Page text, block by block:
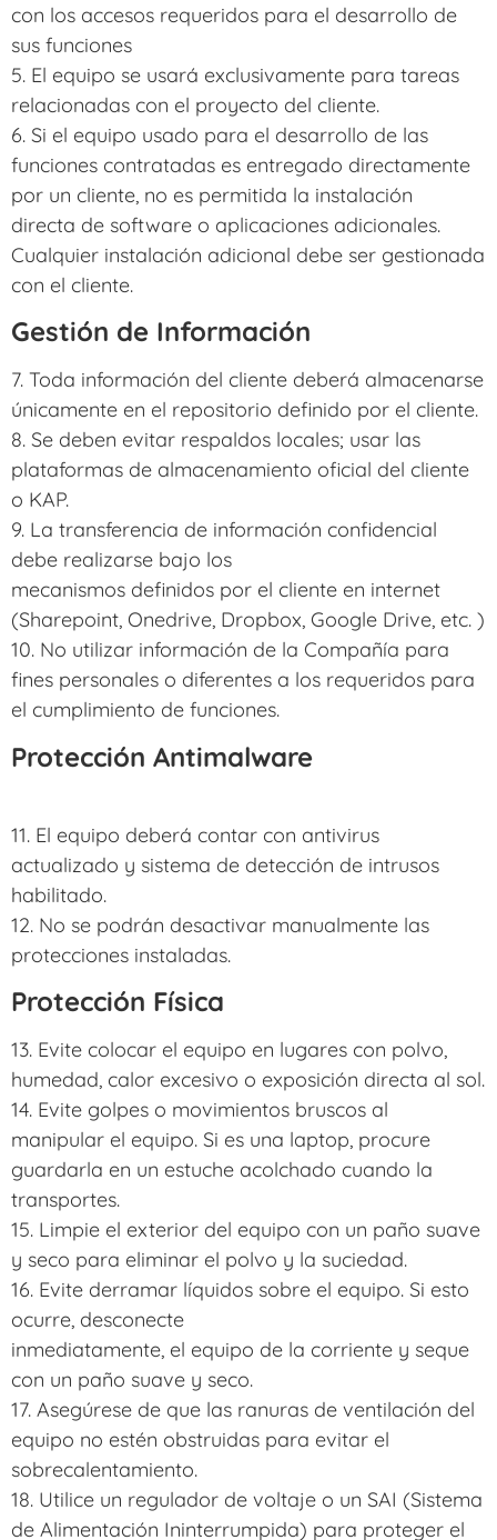
con los accesos requeridos para el desarrollo de
sus funciones
5. El equipo se usará exclusivamente para tareas
relacionadas con el proyecto del cliente.
6. Si el equipo usado para el desarrollo de las
funciones contratadas es entregado directamente
por un cliente, no es permitida la instalación
directa de software o aplicaciones adicionales.
Cualquier instalación adicional debe ser gestionada
con el cliente.
Gestión de Información
7. Toda información del cliente deberá almacenarse
únicamente en el repositorio definido por el cliente.
8. Se deben evitar respaldos locales; usar las
plataformas de almacenamiento oficial del cliente
o KAP.
9. La transferencia de información confidencial
debe realizarse bajo los
mecanismos definidos por el cliente en internet
(Sharepoint, Onedrive, Dropbox, Google Drive, etc. )
10. No utilizar información de la Compañía para
fines personales o diferentes a los requeridos para
el cumplimiento de funciones.
Protección Antimalware
11. El equipo deberá contar con antivirus
actualizado y sistema de detección de intrusos
habilitado.
12. No se podrán desactivar manualmente las
protecciones instaladas.
Protección Física
13. Evite colocar el equipo en lugares con polvo,
humedad, calor excesivo o exposición directa al sol.
14. Evite golpes o movimientos bruscos al
manipular el equipo. Si es una laptop, procure
guardarla en un estuche acolchado cuando la
transportes.
15. Limpie el exterior del equipo con un paño suave
y seco para eliminar el polvo y la suciedad.
16. Evite derramar líquidos sobre el equipo. Si esto
ocurre, desconecte
inmediatamente, el equipo de la corriente y seque
con un paño suave y seco.
17. Asegúrese de que las ranuras de ventilación del
equipo no estén obstruidas para evitar el
sobrecalentamiento.
18. Utilice un regulador de voltaje o un SAI (Sistema
de Alimentación Ininterrumpida) para proteger el